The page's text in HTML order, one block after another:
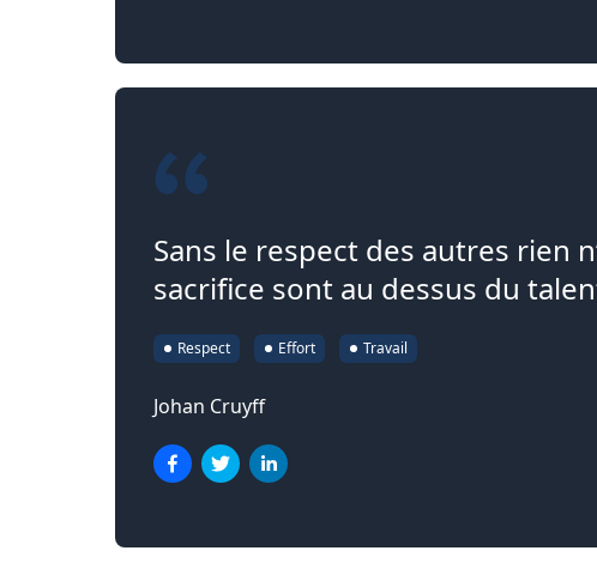
Sans le respect des autres rien
sacrifice sont au dessus du
Respect Effort Travail
Johan Cruyff